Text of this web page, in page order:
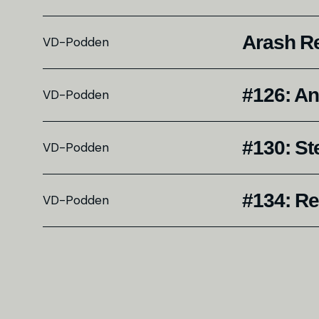
VD-Podden Arash
VD-Podden #126:
VD-Podden #130:
VD-Podden #134: